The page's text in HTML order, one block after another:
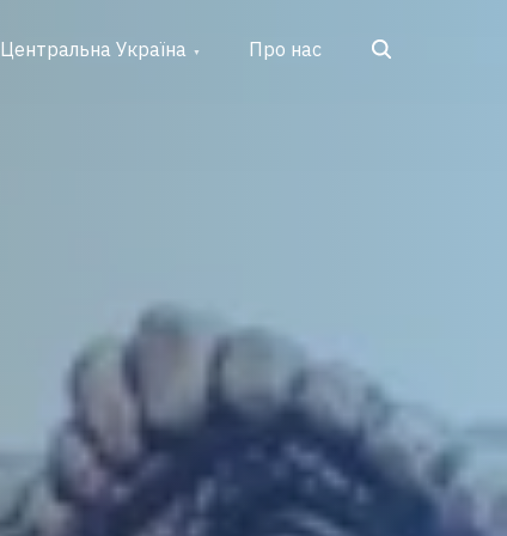
Центральна Україна Про нас Search